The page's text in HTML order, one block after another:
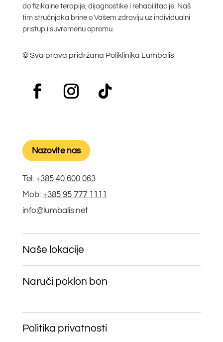
do fizikalne terapije, dijagnostike i rehabilitacije. Naš
tim stručnjaka brine o Vašem zdravlju uz individualni
pristup i suvremenu opremu.
© Sva prava pridržana Poliklinika Lumbalis
Nazovite nas
Tel: +385 40 600 063
Mob: +385 95 777 1111
info@lumbalis.net
Naše lokacije
Naruči poklon bon
Politika privatnosti